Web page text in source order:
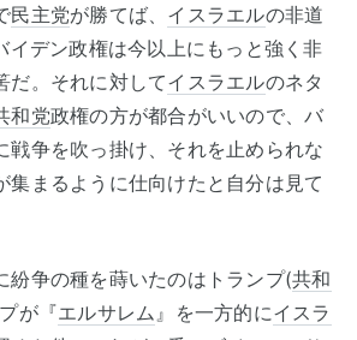
民主党が勝てば、 イスラエルの非道
イデン政権は今以上にもっと強く非
だ。それに対してイスラエルのネタ
和党政権の方が都合がいいので、バ
戦争を吹っ掛け、それを止められな
集まるように仕向けたと自分は見て
争の種を蒔いたのはトランプ(共和
が『エルサレム 』を一方的にイスラ